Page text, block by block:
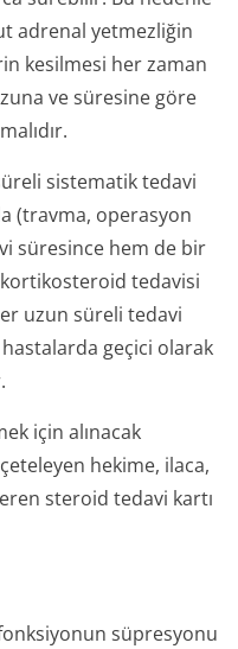
adrenal yetmezliğin
kesilmesi her zaman
ve süresine göre
sistematik tedavi
(travma, operasyon
süresince hem de bir
kortikosteroid tedavisi
uzun süreli tedavi
geçici olarak
için alınacak
hekime, ilaca,
steroid tedavi kartı
süpresyonu